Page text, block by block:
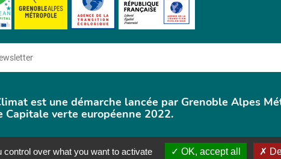
est une démarche lancée par Grenoble Alpes
Capitale verte européenne 2022.
over what you want to activate OK, accept all